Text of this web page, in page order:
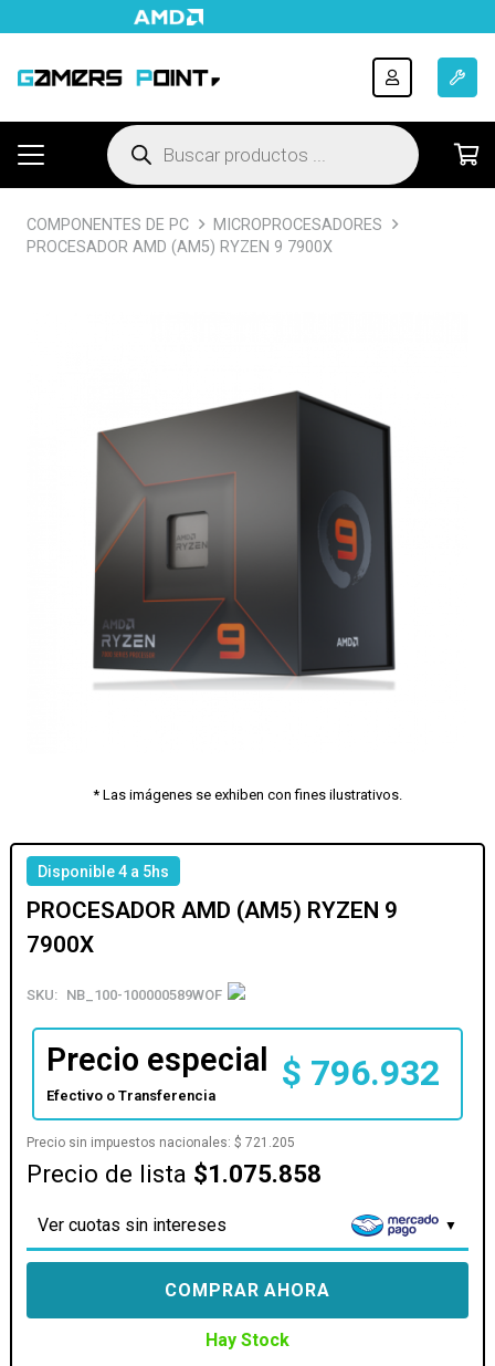
Búsqueda
de
productos
COMPONENTES DE PC
MICROPROCESADORES
PROCESADOR AMD (AM5) RYZEN 9 7900X
* Las imágenes se exhiben con fines ilustrativos.
Disponible 4 a 5hs
PROCESADOR AMD (AM5) RYZEN 9
7900X
SKU: NB_100-100000589WOF
Precio especial
Efectivo o Transferencia
$ 796.932
Precio sin impuestos nacionales:$ 721.205
Precio de lista $1.075.858
Ver cuotas sin intereses
COMPRAR AHORA
Hay Stock